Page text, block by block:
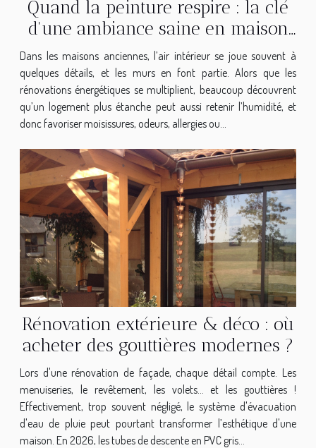
Quand la peinture respire : la clé
d'une ambiance saine en maison
ancienne
Dans les maisons anciennes, l’air intérieur se joue souvent à
quelques détails, et les murs en font partie. Alors que les
rénovations énergétiques se multiplient, beaucoup découvrent
qu’un logement plus étanche peut aussi retenir l’humidité, et
donc favoriser moisissures, odeurs, allergies ou...
Rénovation extérieure & déco : où
acheter des gouttières modernes ?
Lors d'une rénovation de façade, chaque détail compte. Les
menuiseries, le revêtement, les volets… et les gouttières !
Effectivement, trop souvent négligé, le système d'évacuation
d'eau de pluie peut pourtant transformer l’esthétique d'une
maison. En 2026, les tubes de descente en PVC gris...